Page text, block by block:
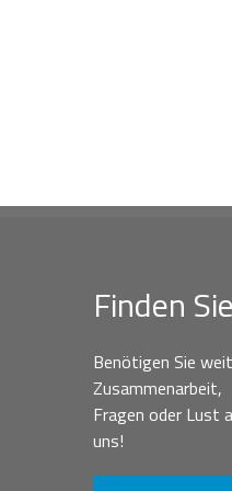
Finden
Benötigen Sie
Zusammenarbeit,
Fragen oder Lust
uns!